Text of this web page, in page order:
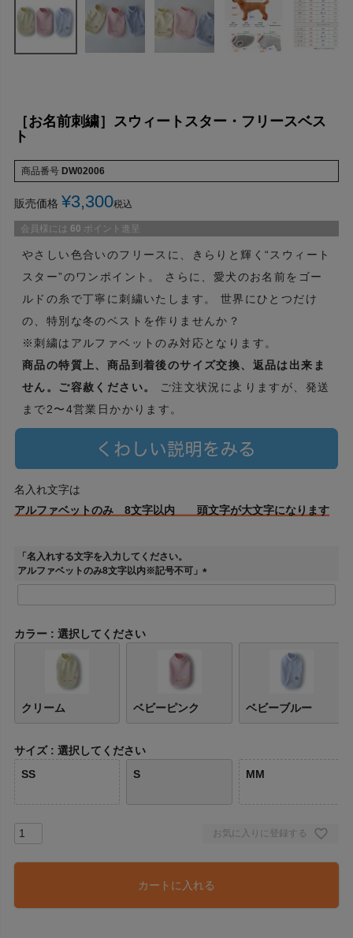
［お名前刺繍］スウィートスター・フリースベス
ト
商品番号 DW02006
販売価格 ¥3,300税込
会員様には 60 ポイント進呈
やさしい色合いのフリースに、きらりと輝く“スウィート
スター”のワンポイント。 さらに、愛犬のお名前をゴー
ルドの糸で丁寧に刺繍いたします。 世界にひとつだけ
の、特別な冬のベストを作りませんか？
※刺繍はアルファベットのみ対応となります。
商品の特質上、商品到着後のサイズ交換、返品は出来ま
せん。ご容赦ください。
ご注文状況によりますが、発送
まで2〜4営業日かかります。
名入れ文字は
アルファベットのみ 8文字以内 頭文字が大文字になります
「名入れする文字を入力してください。
アルファベットのみ8文字以内※記号不可」
(
カラー 選択してください
クリーム ベビーピンク ベビーブルー
サイズ
選択してください
SS
S MM
お気に入りに登録する
カートに入れる